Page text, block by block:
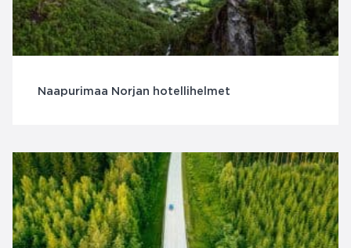
Naapurimaa Norjan hotellihelmet